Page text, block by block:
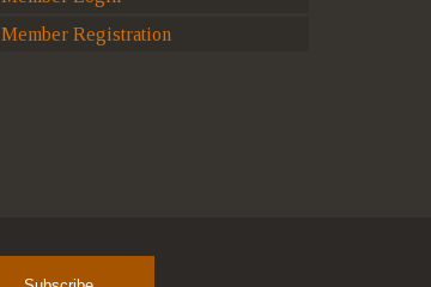
Member Registration